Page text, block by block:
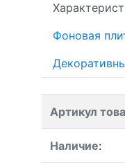
Фоновая
Артикул
Наличие: